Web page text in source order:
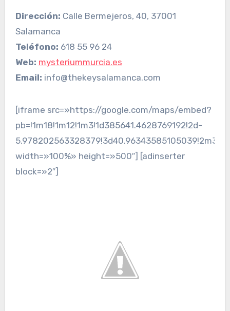
Dirección: Calle Bermejeros, 40, 37001
Salamanca
Teléfono: 618 55 96 24
Web: mysteriummurcia.es
Email: info@thekeysalamanca.com
[iframe src=»https://google.com/maps/embed?
pb=!1m18!1m12!1m3!1d385641.4628769192!2d-
width=»100%» height=»500″] [adinserter
block=»2″]